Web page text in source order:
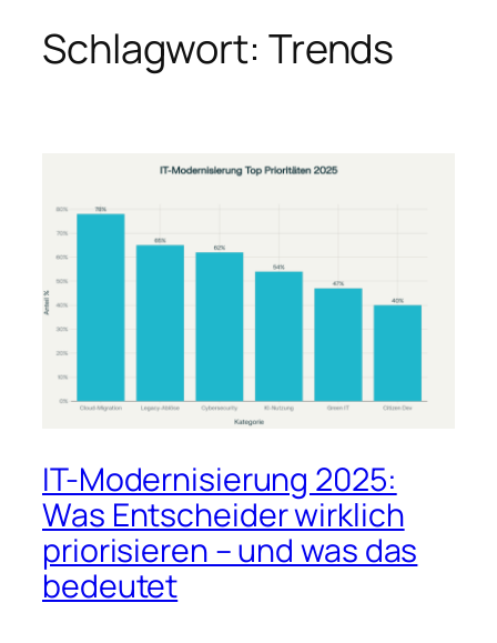
Zum
InhaltSchlagwort: Trends
IT-Modernisierung 2025:
Was Entscheider wirklich
priorisieren – und was das
bedeutet